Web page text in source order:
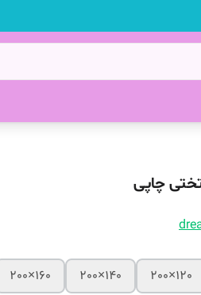
چاپی
120×200
140×200
160×200